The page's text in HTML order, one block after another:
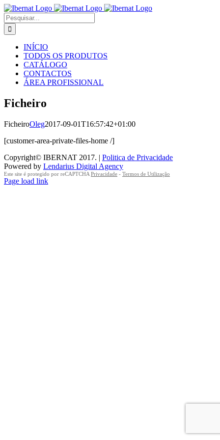
Skip
to
content
Pesquisar
INÍCIO
TODOS OS PRODUTOS
CATÁLOGO
CONTACTOS
ÁREA PROFISSIONAL
Ficheiro
FicheiroOleg2017-09-01T16:57:42+01:00
[customer-area-private-files-home /]
Copyright© IBERNAT 2017. | Politica de Privacidade
Powered by Lendarius Digital Agency
Este site é protegido por reCAPTCHA Privacidade - Termos de Utilização
Page load link